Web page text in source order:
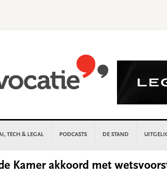
TECH & LEGAL PODCASTS DE STAND
Kamer akkoord met